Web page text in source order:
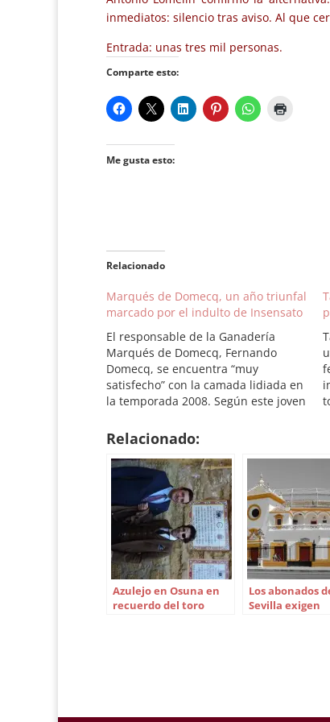
inmediatos: silencio tras aviso. Al que
Entrada: unas tres mil personas.
Comparte esto:
Me gusta esto:
Relacionado
Marqués de Domecq, un año triunfal
marcado por el indulto de Insensato
El responsable de la Ganadería
Marqués de Domecq, Fernando
Domecq, se encuentra “muy
satisfecho” con la camada lidiada en
la temporada 2008. Según este joven
progresión más en el camino que
hemos emprendido para lograr el
tipo de toros con el que soñamos”.
Naturalmente,…
Relacionado:
Azulejo en Osuna en
recuerdo del toro
Los abonados
Sevilla exigen